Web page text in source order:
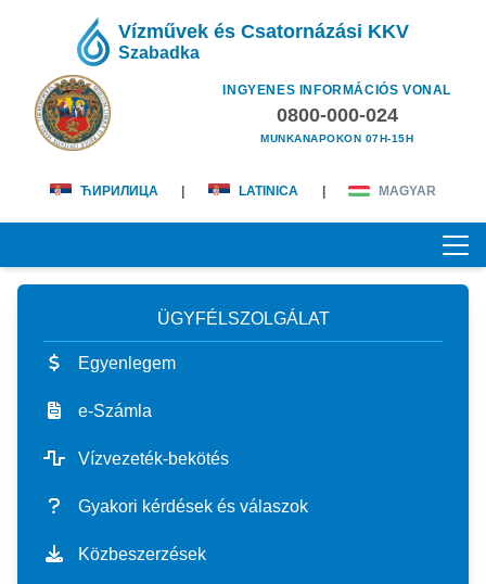
Vízművek és Csatornázási KKV
Szabadka
INGYENES INFORMÁCIÓS VONAL
0800-000-024
MUNKANAPOKON 07H-15H
ЋИРИЛИЦА LATINICA MAGYAR
KEZDŐOLDAL
RÓLUNK
magunkról
ÜGYFÉLSZOLGÁLAT
vízdíjak
TEVÉKENYSÉGEINK
vízellátás
IRÁNYÍTÁS
ÜGYFÉLSZOLGÁLAT
Egyenlegem
e-Számla
Vízvezeték-bekötés
Gyakori kérdések és válaszok
Közbeszerzések